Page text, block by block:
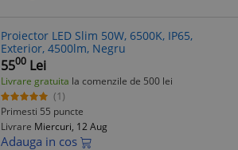
Proiector LED Slim 50W, 6500K, IP65,
Exterior, 4500lm, Negru
5500 Lei
Livrare gratuita la comenzile de 500 lei
(1)
Primesti 55 puncte
Livrare Miercuri, 12 Aug
Adauga in cos